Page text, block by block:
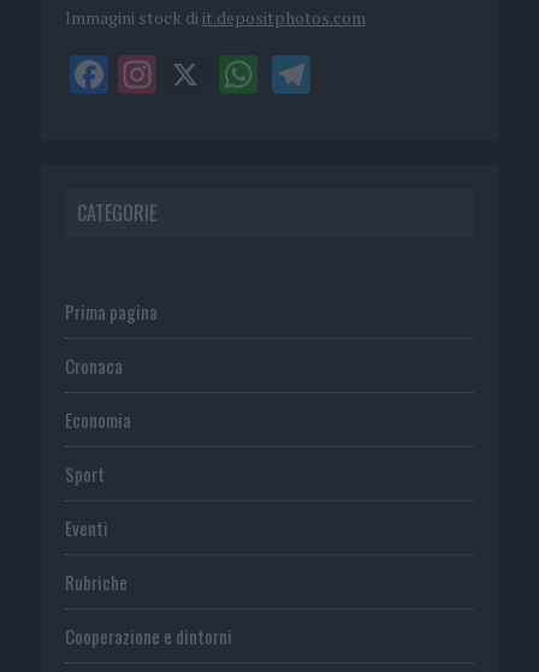
Immagini stock di it.depositphotos.com
CATEGORIE
Prima pagina
Cronaca
Economia
Sport
Eventi
Rubriche
Cooperazione e dintorni